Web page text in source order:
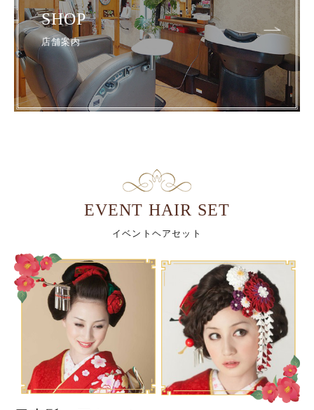
SHOP
店舗案内
EVENT HAIR SET
イベントヘアセット